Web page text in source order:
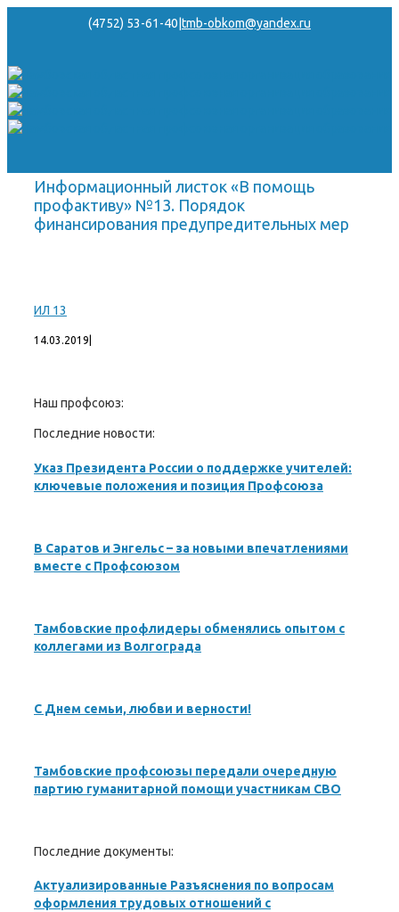
(4752) 53-61-40 tmb-obkom@yandex.ru
Информационный листок «В помощь
профактиву» №13. Порядок
финансирования предупредительных мер
ИЛ 13
14.03.2019
Наш профсоюз:
Последние новости:
Указ Президента России о поддержке учителей:
ключевые положения и позиция Профсоюза
В Саратов и Энгельс – за новыми впечатлениями
вместе с Профсоюзом
Тамбовские профлидеры обменялись опытом с
коллегами из Волгограда
С Днем семьи, любви и верности!
Тамбовские профсоюзы передали очередную
партию гуманитарной помощи участникам СВО
Последние документы:
Актуализированные Разъяснения по вопросам
оформления трудовых отношений с